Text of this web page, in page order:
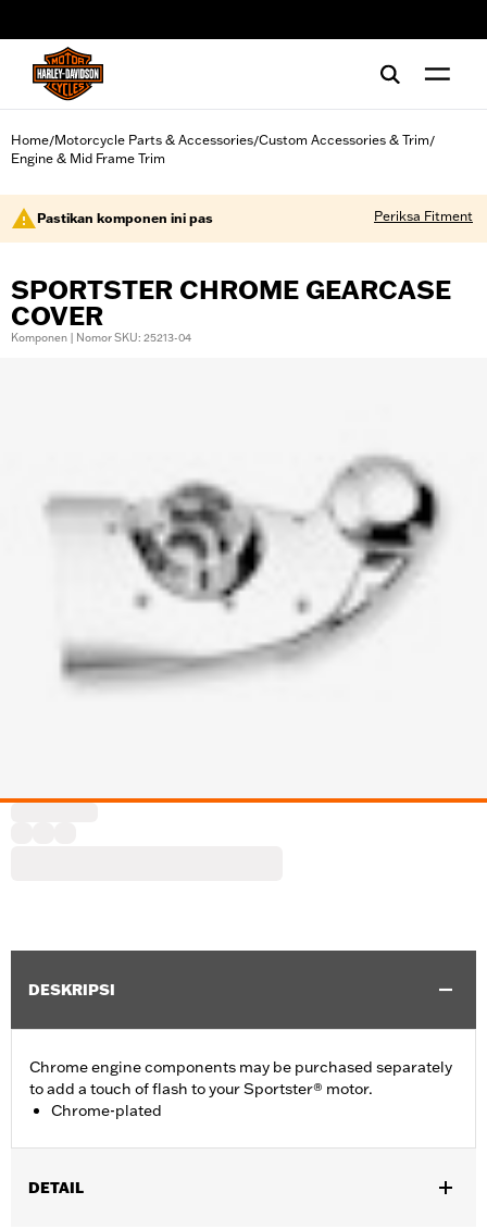
Home/Motorcycle Parts & Accessories/Custom Accessories & Trim/
Engine & Mid Frame Trim
Pastikan komponen ini pas Periksa Fitment
SPORTSTER CHROME GEARCASE
COVER
Komponen | Nomor SKU: 25213-04
DESKRIPSI
Chrome engine components may be purchased separately
to add a touch of flash to your Sportster® motor.
Chrome-plated
DETAIL